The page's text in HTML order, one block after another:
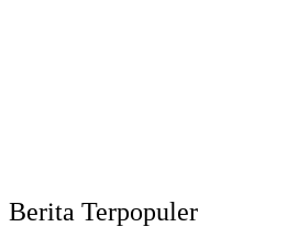
Berita Terpopuler